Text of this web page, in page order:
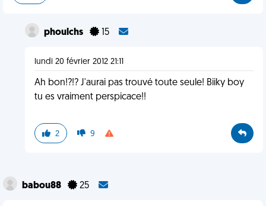
phoulchs 15
lundi 20 février 2012 21:11
Ah bon!?!? J'aurai pas trouvé toute seule! Biiky boy
tu es vraiment perspicace!!
2 9
babou88 25